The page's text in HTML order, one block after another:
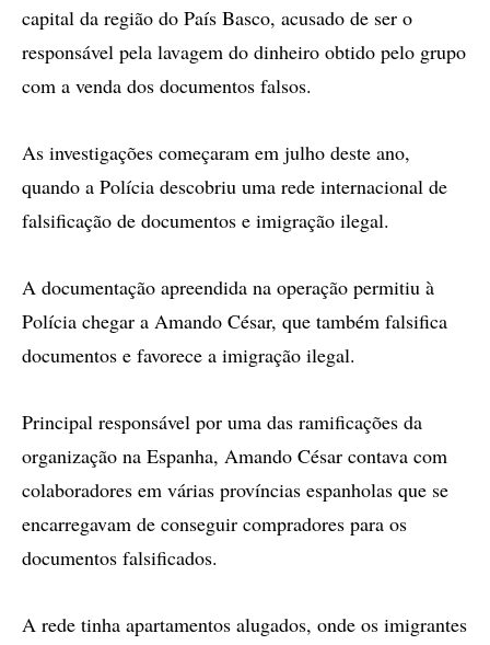
capital da região do País Basco, acusado de ser o
responsável pela lavagem do dinheiro obtido pelo grupo
com a venda dos documentos falsos.
As investigações começaram em julho deste ano,
quando a Polícia descobriu uma rede internacional de
falsificação de documentos e imigração ilegal.
A documentação apreendida na operação permitiu à
Polícia chegar a Amando César, que também falsifica
documentos e favorece a imigração ilegal.
Principal responsável por uma das ramificações da
organização na Espanha, Amando César contava com
colaboradores em várias províncias espanholas que se
encarregavam de conseguir compradores para os
documentos falsificados.
A rede tinha apartamentos alugados, onde os imigrantes